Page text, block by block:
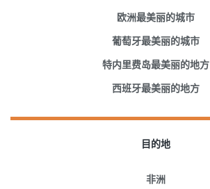
欧洲最美丽的城市
葡萄牙最美丽的城市
特内里费岛最美丽的地方
西班牙最美丽的地方
目的地
非洲